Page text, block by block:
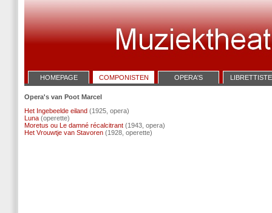
HOMEPAGE COMPONISTEN OPERA'S
Opera's van Poot Marcel
Het Ingebeelde eiland (1925, opera)
Luna (operette)
Moretus ou Le damné récalcitrant (1943, opera)
Het Vrouwtje van Stavoren (1928, operette)